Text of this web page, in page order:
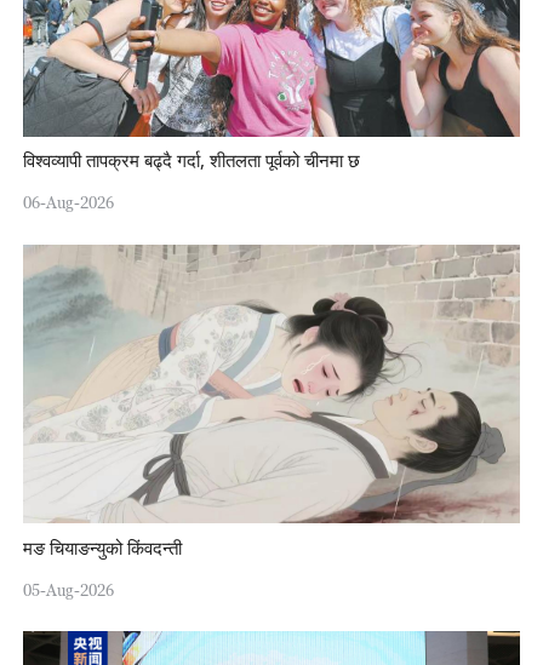
विश्वव्यापी तापक्रम बढ्दै गर्दा, शीतलता पूर्वको चीनमा छ
06-Aug-2026
मङ चियाङन्युको किंवदन्ती
05-Aug-2026